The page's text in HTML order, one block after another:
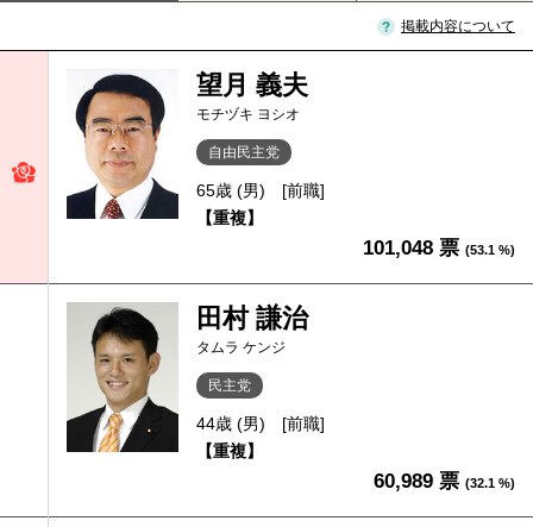
掲載内容について
望月 義夫
モチヅキ ヨシオ
自由民主党
65歳 (男)
[前職]
【重複】
101,048 票 (53.1 %)
田村 謙治
タムラ ケンジ
民主党
44歳 (男)
[前職]
【重複】
60,989 票 (32.1 %)